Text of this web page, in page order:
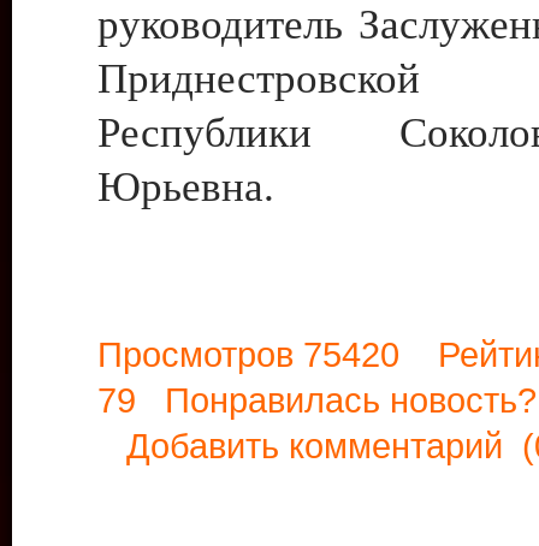
руководитель
Приднестровской
Республики
Юрьевна.
Просмотров 75420
79 Понравилась
Добавить комментарий